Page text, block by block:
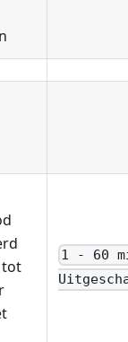
tot
1 - 60